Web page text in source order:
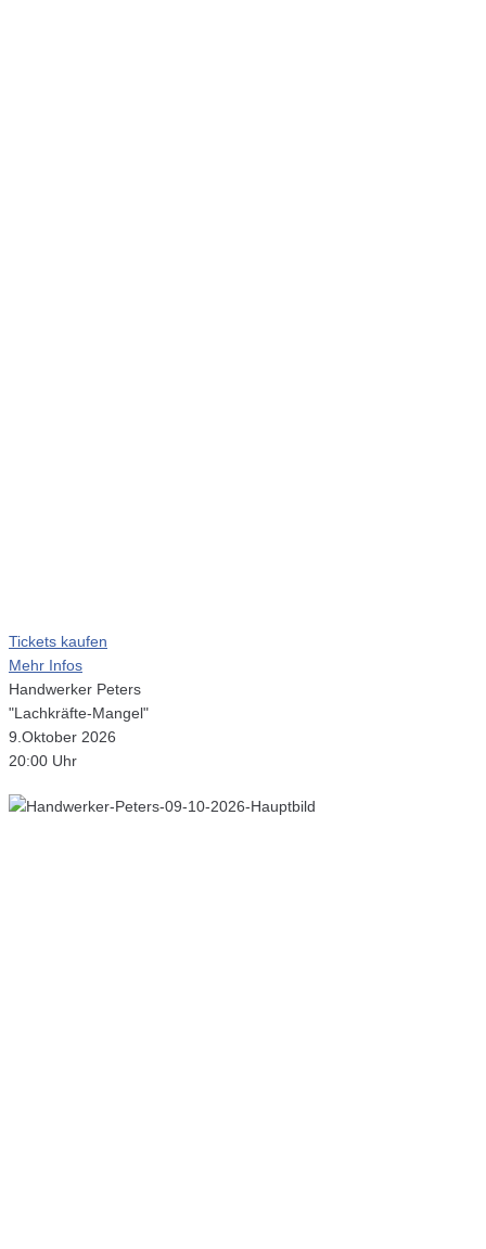
Tickets kaufen
Mehr Infos
Handwerker Peters
"Lachkräfte-Mangel"
9.Oktober 2026
20:00 Uhr